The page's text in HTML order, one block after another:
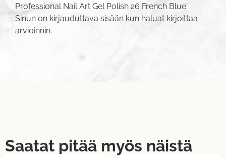
Professional Nail Art Gel Polish 26 French Blue”
Sinun on kirjauduttava sisään kun haluat kirjoittaa
arvioinnin.
Saatat pitää myös näistä